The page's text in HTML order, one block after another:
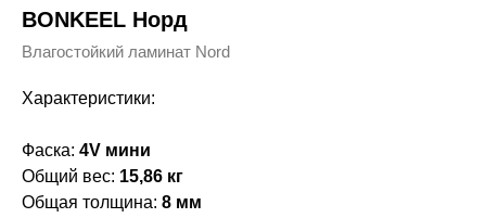
BONKEEL Норд
Влагостойкий ламинат Nord
Характеристики:
Фаска: 4V мини
Общий вес: 15,86 кг
Общая толщина: 8 мм